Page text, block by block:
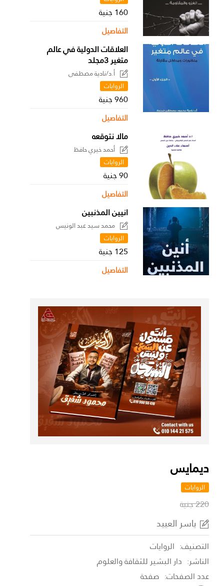
160 جنية
التفاصيل
العلاقات الدولية في عالم
متغير 3مجلد
أ.د/نادية مصطفى
الروايات
960 جنية
التفاصيل
مالا نتوقعه
أحمد خيري حافظ
الروايات
90 جنية
التفاصيل
انيين المذنبين
محمد سيد عبد الونيس
الروايات
125 جنية
التفاصيل
ديمايس
الروايات
220 جنية
ياسر العييد
التصنيف: الروايات
الناشر: دار البشير للثقافة والعلوم
عدد الصفحات: صفحة